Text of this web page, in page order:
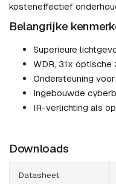
kosteneffectief
Belangrijke
Superieure
WDR, 31x optische
Ondersteuning
Ingebouwde
IR-verlichting als
Downloads
Datasheet